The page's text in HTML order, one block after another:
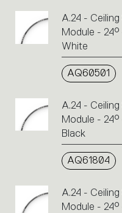
A.24 -
Module -
White
AQ60501
A.24 -
Module -
Black
AQ61804
A.24 -
Module -